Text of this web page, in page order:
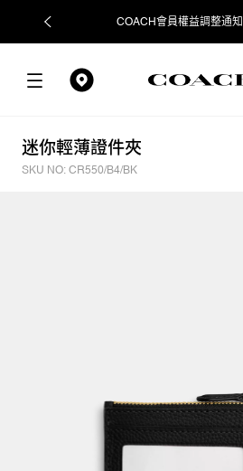
COACH會員權益調整通知
迷你輕薄證件夾
SKU NO: CR550/B4/BK